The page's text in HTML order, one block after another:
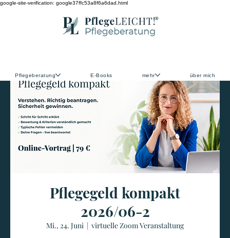
google-site-verification: google37ffc53a8f6a6dad.html
Pflegeberatung E-Books mehr über mich
Pflegegeld kompakt
2026/06-2
Mi., 24. Juni
  |
virtuelle Zoom Veranstaltung